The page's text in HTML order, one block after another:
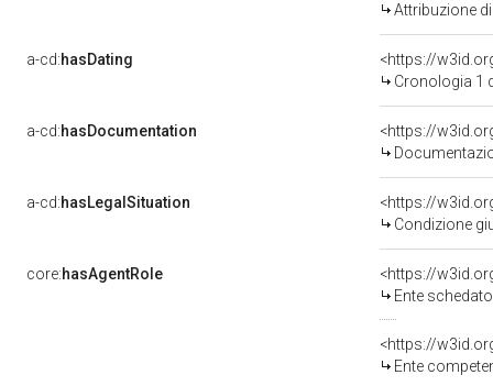
Attribuzione
a-cd:hasDating
<https://
Cronologia 1
a-cd:hasDocumentation
a-cd:hasLegalSituation
Condizione
core:hasAgentRole
<https://
Ente schedatore
<https://
Ente competente per